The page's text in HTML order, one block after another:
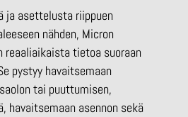
ja asettelusta riippuen
nähden, Micron
reaaliaikaista tietoa suoraan
pystyy havaitsemaan
tai puuttumisen,
havaitsemaan asennon sekä